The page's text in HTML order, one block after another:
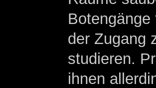
der Zugang
studieren.
ihnen